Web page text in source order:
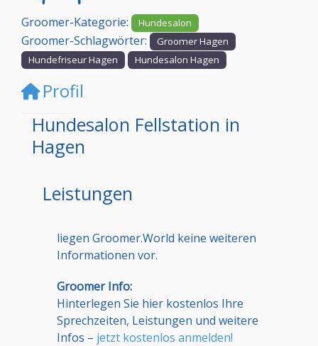
Groomer-Kategorie: Hundesalon
Groomer-Schlagwörter:
Groomer Hagen
Hundefriseur Hagen
Hundesalon Hagen
Profil
Hundesalon Fellstation in
Hagen
Leistungen
liegen Groomer.World keine weiteren
Informationen vor.
Groomer Info:
Hinterlegen Sie hier kostenlos Ihre
Sprechzeiten, Leistungen und weitere
Infos – jetzt kostenlos anmelden!